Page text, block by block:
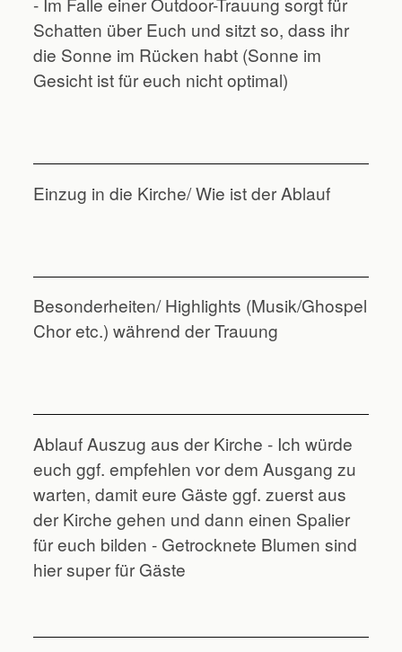
Schatten über Euch und sitzt so, dass ihr
die Sonne im Rücken habt (Sonne im
Gesicht ist für euch nicht optimal)
Einzug in die Kirche/ Wie ist der Ablauf
Besonderheiten/ Highlights (Musik/Ghospel
Chor etc.) während der Trauung
Ablauf Auszug aus der Kirche - Ich würde
euch ggf. empfehlen vor dem Ausgang zu
warten, damit eure Gäste ggf. zuerst aus
der Kirche gehen und dann einen Spalier
für euch bilden - Getrocknete Blumen sind
hier super für Gäste